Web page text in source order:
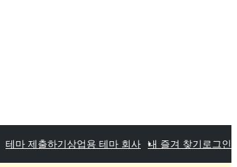
테마 제출하기상업용 테마 회사 내 즐겨 찾기 로그인